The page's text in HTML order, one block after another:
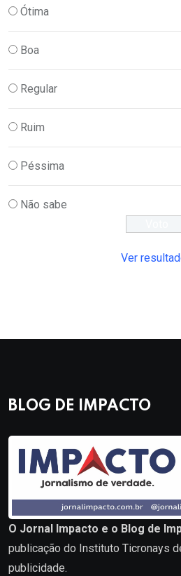
Ótima
Boa
Regular
Ruim
Péssima
Não sabe
Ver
BLOG DE IMPACTO
O Jornal Impacto e o Blog de
publicação do Instituto Ticronays
publicidade.